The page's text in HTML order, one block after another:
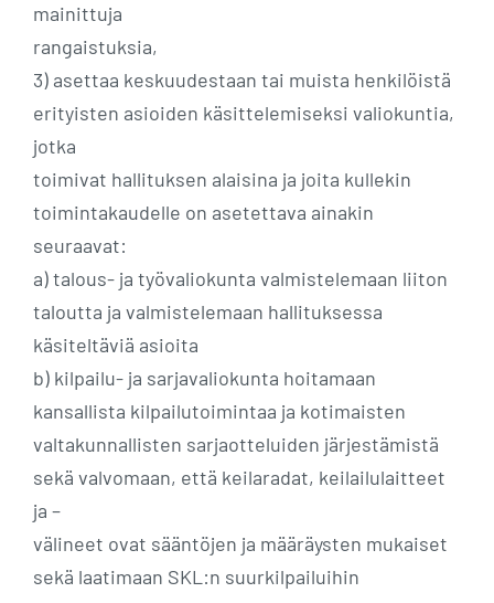
mainittuja
rangaistuksia,
3) asettaa keskuudestaan tai muista henkilöistä
erityisten asioiden käsittelemiseksi valiokuntia,
jotka
toimivat hallituksen alaisina ja joita kullekin
toimintakaudelle on asetettava ainakin
seuraavat:
a) talous- ja työvaliokunta valmistelemaan liiton
taloutta ja valmistelemaan hallituksessa
käsiteltäviä asioita
b) kilpailu- ja sarjavaliokunta hoitamaan
kansallista kilpailutoimintaa ja kotimaisten
valtakunnallisten sarjaotteluiden järjestämistä
sekä valvomaan, että keilaradat, keilailulaitteet
ja –
välineet ovat sääntöjen ja määräysten mukaiset
sekä laatimaan SKL:n suurkilpailuihin